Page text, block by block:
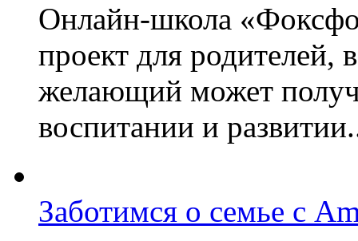
Онлайн-школа
проект для родителей,
желающий может
воспитании и
Заботимся о семье с